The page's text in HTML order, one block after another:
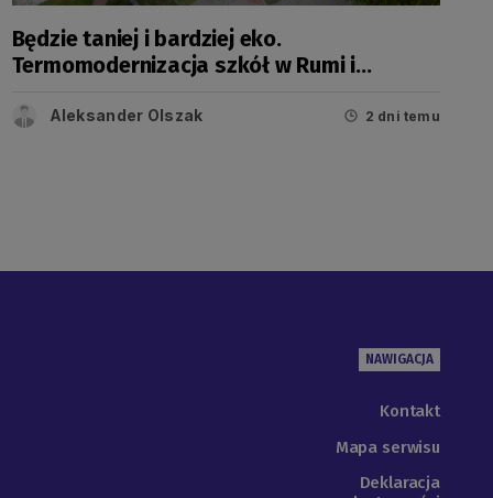
Będzie taniej i bardziej eko.
Termomodernizacja szkół w Rumi i
Aleksander Olszak 2 dni temu
NAWIGACJA
Kontakt
Mapa serwisu
Deklaracja